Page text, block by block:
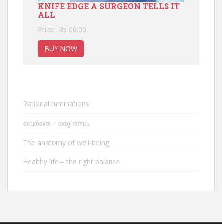
KNIFE EDGE A SURGEON TELLS IT
ALL
Price : Rs 00.00
BUY NOW
Rational ruminations
വെർതെ – ഒരു രസം
The anatomy of well-being
Healthy life – the right balance